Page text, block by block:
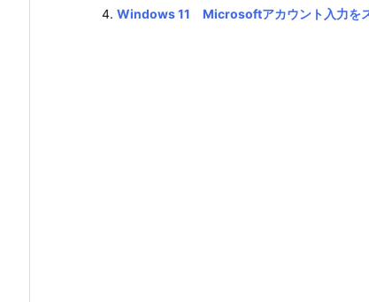
Windows 11 Microsoftアカウント入力を